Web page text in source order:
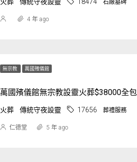
石廠墓碑
4 年 ago
無宗教 萬國殯儀館
萬國殯儀館無宗教設靈火葬$38000全包
火葬 傳統守夜設靈 17656 葬禮服務
仁德堂 5 年 ago